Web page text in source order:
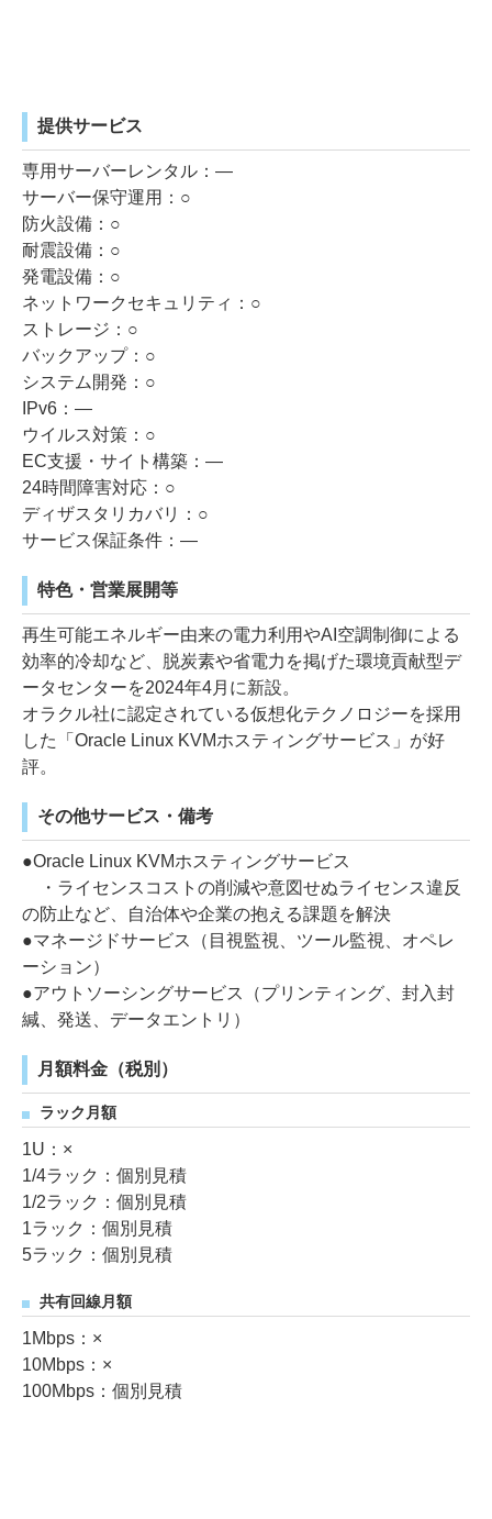
提供サービス
専用サーバーレンタル：―
サーバー保守運用：○
防火設備：○
耐震設備：○
発電設備：○
ネットワークセキュリティ：○
ストレージ：○
バックアップ：○
システム開発：○
IPv6：―
ウイルス対策：○
EC支援・サイト構築：―
24時間障害対応：○
ディザスタリカバリ：○
サービス保証条件：―
特色・営業展開等
再生可能エネルギー由来の電力利用やAI空調制御による
効率的冷却など、脱炭素や省電力を掲げた環境貢献型デ
ータセンターを2024年4月に新設。
オラクル社に認定されている仮想化テクノロジーを採用
した「Oracle Linux KVMホスティングサービス」が好
評。
その他サービス・備考
●Oracle Linux KVMホスティングサービス
・ライセンスコストの削減や意図せぬライセンス違反
の防止など、自治体や企業の抱える課題を解決
●マネージドサービス（目視監視、ツール監視、オペレ
ーション）
●アウトソーシングサービス（プリンティング、封入封
緘、発送、データエントリ）
月額料金（税別）
ラック月額
1U：×
1/4ラック：個別見積
1/2ラック：個別見積
1ラック：個別見積
5ラック：個別見積
共有回線月額
1Mbps：×
10Mbps：×
100Mbps：個別見積